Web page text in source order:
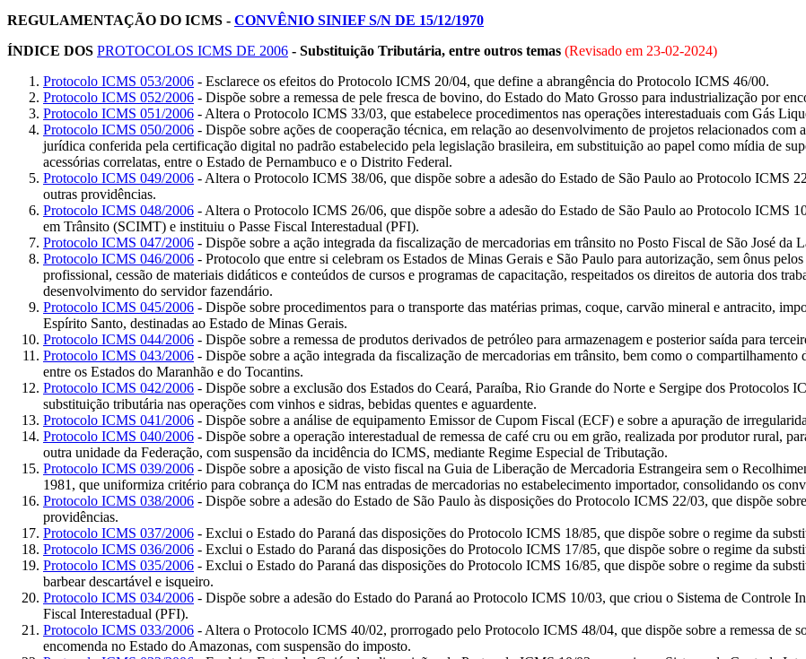
REGULAMENTAÇÃO DO ICMS - CONVÊNIO SINIEF S/N DE 15/12/1970
ÍNDICE DOS PROTOCOLOS ICMS DE 2006 - Substituição Tributária, entre outros temas (Revisado em 23-02-2024)
Protocolo ICMS 053/2006 - Esclarece os efeitos do Protocolo ICMS 20/04, que define a abrangência do Protocolo ICMS 46/00.
Protocolo ICMS 052/2006 - Dispõe sobre a remessa de pele fresca de bovino, do Estado do Mato Grosso para industrialização por
Protocolo ICMS 051/2006 - Altera o Protocolo ICMS 33/03, que estabelece procedimentos nas operações interestaduais com Gás
Protocolo ICMS 050/2006 - Dispõe sobre ações de cooperação técnica, em relação ao desenvolvimento de projetos relacionados
jurídica conferida pela certificação digital no padrão estabelecido pela legislação brasileira, em substituição ao papel como mídia de
acessórias correlatas, entre o Estado de Pernambuco e o Distrito Federal.
Protocolo ICMS 049/2006 - Altera o Protocolo ICMS 38/06, que dispõe sobre a adesão do Estado de São Paulo ao Protocolo ICMS
outras providências.
Protocolo ICMS 048/2006 - Altera o Protocolo ICMS 26/06, que dispõe sobre a adesão do Estado de São Paulo ao Protocolo ICMS
em Trânsito (SCIMT) e instituiu o Passe Fiscal Interestadual (PFI).
Protocolo ICMS 047/2006 - Dispõe sobre a ação integrada da fiscalização de mercadorias em trânsito no Posto Fiscal de São José da
Protocolo ICMS 046/2006 - Protocolo que entre si celebram os Estados de Minas Gerais e São Paulo para autorização, sem ônus
profissional, cessão de materiais didáticos e conteúdos de cursos e programas de capacitação, respeitados os direitos de autoria dos
desenvolvimento do servidor fazendário.
Protocolo ICMS 045/2006 - Dispõe sobre procedimentos para o transporte das matérias primas, coque, carvão mineral e antracito,
Espírito Santo, destinadas ao Estado de Minas Gerais.
Protocolo ICMS 044/2006 - Dispõe sobre a remessa de produtos derivados de petróleo para armazenagem e posterior saída para
Protocolo ICMS 043/2006 - Dispõe sobre a ação integrada da fiscalização de mercadorias em trânsito, bem como o
entre os Estados do Maranhão e do Tocantins.
Protocolo ICMS 042/2006 - Dispõe sobre a exclusão dos Estados do Ceará, Paraíba, Rio Grande do Norte e Sergipe dos Protocolos
substituição tributária nas operações com vinhos e sidras, bebidas quentes e aguardente.
Protocolo ICMS 041/2006 - Dispõe sobre a análise de equipamento Emissor de Cupom Fiscal (ECF) e sobre a apuração de
Protocolo ICMS 040/2006 - Dispõe sobre a operação interestadual de remessa de café cru ou em grão, realizada por produtor rural,
outra unidade da Federação, com suspensão da incidência do ICMS, mediante Regime Especial de Tributação.
Protocolo ICMS 039/2006 - Dispõe sobre a aposição de visto fiscal na Guia de Liberação de Mercadoria Estrangeira sem o
1981, que uniformiza critério para cobrança do ICM nas entradas de mercadorias no estabelecimento importador, consolidando os
Protocolo ICMS 038/2006 - Dispõe sobre a adesão do Estado de São Paulo às disposições do Protocolo ICMS 22/03, que dispõe
providências.
Protocolo ICMS 037/2006 - Exclui o Estado do Paraná das disposições do Protocolo ICMS 18/85, que dispõe sobre o regime da
Protocolo ICMS 036/2006 - Exclui o Estado do Paraná das disposições do Protocolo ICMS 17/85, que dispõe sobre o regime da
Protocolo ICMS 035/2006 - Exclui o Estado do Paraná das disposições do Protocolo ICMS 16/85, que dispõe sobre o regime da
barbear descartável e isqueiro.
Protocolo ICMS 034/2006 - Dispõe sobre a adesão do Estado do Paraná ao Protocolo ICMS 10/03, que criou o Sistema de Controle
Fiscal Interestadual (PFI).
Protocolo ICMS 033/2006 - Altera o Protocolo ICMS 40/02, prorrogado pelo Protocolo ICMS 48/04, que dispõe sobre a remessa de
encomenda no Estado do Amazonas, com suspensão do imposto.